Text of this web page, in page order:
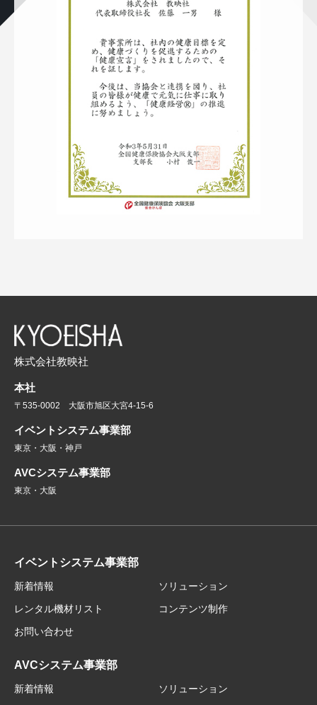
株式会社教映社
本社
〒535-0002 大阪市旭区大宮4-15-6
イベントシステム事業部
東京・大阪・神戸
AVCシステム事業部
東京・大阪
イベントシステム事業部
新着情報
ソリューション
レンタル機材リスト
コンテンツ制作
お問い合わせ
AVCシステム事業部
新着情報 ソリューション